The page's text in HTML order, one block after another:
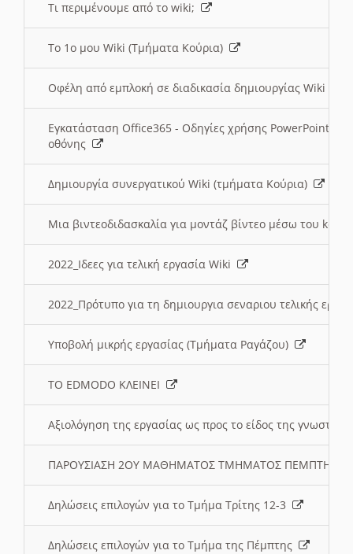
Τι περιμένουμε από το wiki;
Το 1ο μου Wiki (Τμήματα Κούρια)
Οφέλη από εμπλοκή σε διαδικασία δημιουργίας Wiki
Εγκατάσταση Office365 - Οδηγίες χρήσης PowerPoint
οθόνης
Δημιουργία συνεργατικού Wiki (τμήματα Κούρια)
Μια βιντεοδιδασκαλία για μοντάζ βίντεο μέσω του
2022_Ιδεες για τελική εργασία Wiki
2022_Πρότυπο για τη δημιουργια σεναριου τελικής
Υποβολή μικρής εργασίας (Τμήματα Ραγάζου)
ΤΟ EDMODO ΚΛΕΙΝΕΙ
Αξιολόγηση της εργασίας ως προς το είδος της
ΠΑΡΟΥΣΙΑΣΗ 2ΟΥ ΜΑΘΗΜΑΤΟΣ ΤΜΗΜΑΤΟΣ
Δηλώσεις επιλογών για το Τμήμα Τρίτης 12-3
Δηλώσεις επιλογών για το Τμήμα της Πέμπτης